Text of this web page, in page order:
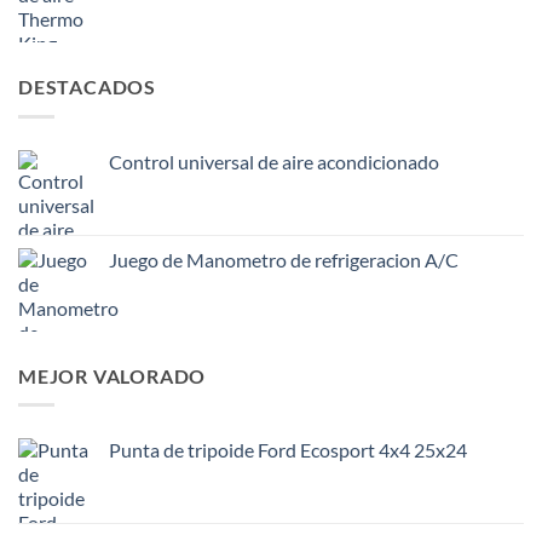
DESTACADOS
Control universal de aire acondicionado
Juego de Manometro de refrigeracion A/C
MEJOR VALORADO
Punta de tripoide Ford Ecosport 4x4 25x24